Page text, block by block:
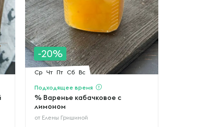
-20%
Ср Чт Пт Сб Вс
Подходящее время
% Варенье кабачковое с
лимоном
от Елены Гришиной